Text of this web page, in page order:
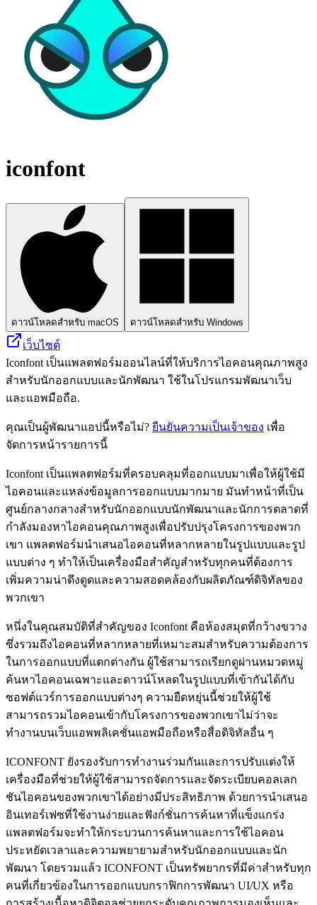
iconfont
ดาวน์โหลดสำหรับ macOS ดาวน์โหลดสำหรับ Windows
เว็บไซต์
Iconfont เป็นแพลตฟอร์มออนไลน์ที่ให้บริการไอคอนคุณภาพสูง
สำหรับนักออกแบบและนักพัฒนา ใช้ในโปรแกรมพัฒนาเว็บ
และแอพมือถือ.
คุณเป็นผู้พัฒนาแอปนี้หรือไม่? ยืนยันความเป็นเจ้าของ เพื่อ
จัดการหน้ารายการนี้
Iconfont เป็นแพลตฟอร์มที่ครอบคลุมที่ออกแบบมาเพื่อให้ผู้ใช้มี
ไอคอนและแหล่งข้อมูลการออกแบบมากมาย มันทำหน้าที่เป็น
ศูนย์กลางกลางสำหรับนักออกแบบนักพัฒนาและนักการตลาดที่
กำลังมองหาไอคอนคุณภาพสูงเพื่อปรับปรุงโครงการของพวก
เขา แพลตฟอร์มนำเสนอไอคอนที่หลากหลายในรูปแบบและรูป
แบบต่าง ๆ ทำให้เป็นเครื่องมือสำคัญสำหรับทุกคนที่ต้องการ
เพิ่มความน่าดึงดูดและความสอดคล้องกับผลิตภัณฑ์ดิจิทัลของ
พวกเขา
หนึ่งในคุณสมบัติที่สำคัญของ Iconfont คือห้องสมุดที่กว้างขวาง
ซึ่งรวมถึงไอคอนที่หลากหลายที่เหมาะสมสำหรับความต้องการ
ในการออกแบบที่แตกต่างกัน ผู้ใช้สามารถเรียกดูผ่านหมวดหมู่
ค้นหาไอคอนเฉพาะและดาวน์โหลดในรูปแบบที่เข้ากันได้กับ
ซอฟต์แวร์การออกแบบต่างๆ ความยืดหยุ่นนี้ช่วยให้ผู้ใช้
สามารถรวมไอคอนเข้ากับโครงการของพวกเขาไม่ว่าจะ
ทำงานบนเว็บแอพพลิเคชั่นแอพมือถือหรือสื่อดิจิทัลอื่น ๆ
ICONFONT ยังรองรับการทำงานร่วมกันและการปรับแต่งให้
เครื่องมือที่ช่วยให้ผู้ใช้สามารถจัดการและจัดระเบียบคอลเลก
ชันไอคอนของพวกเขาได้อย่างมีประสิทธิภาพ ด้วยการนำเสนอ
อินเทอร์เฟซที่ใช้งานง่ายและฟังก์ชั่นการค้นหาที่แข็งแกร่ง
แพลตฟอร์มจะทำให้กระบวนการค้นหาและการใช้ไอคอน
ประหยัดเวลาและความพยายามสำหรับนักออกแบบและนัก
พัฒนา โดยรวมแล้ว ICONFONT เป็นทรัพยากรที่มีค่าสำหรับทุก
คนที่เกี่ยวข้องในการออกแบบกราฟิกการพัฒนา UI/UX หรือ